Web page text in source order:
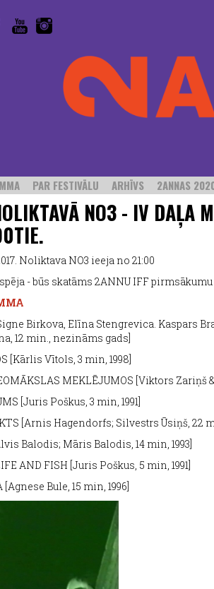
PAR FESTIVĀLU ARHĪVS 2ANNAS
NO3 - IV DAĻA
Noliktava NO3 ieeja no 21:00
- būs skatāms 2ANNU IFF
Birkova, Elīna Stengrevica. Kaspars
12 min., nezināms gads]
[Kārlis Vītols, 3 min, 1998]
MEKLĒJUMOS [Viktors Zariņš
[Juris Poškus, 3 min, 1991]
[Arnis Hagendorfs; Silvestrs Ūsiņš, 22
Balodis; Māris Balodis, 14 min, 1993]
AND FISH [Juris Poškus, 5 min, 1991]
Bule, 15 min, 1996]